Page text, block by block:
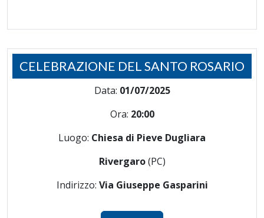
CELEBRAZIONE DEL SANTO ROSARIO
Data: 01/07/2025
Ora: 20:00
Luogo: Chiesa di Pieve Dugliara
Rivergaro(PC)
Indirizzo: Via Giuseppe Gasparini